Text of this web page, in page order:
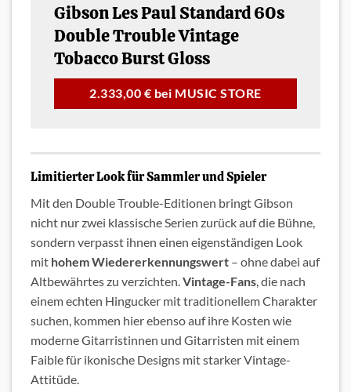
Gibson Les Paul Standard 60s
Double Trouble Vintage
Tobacco Burst Gloss
2.333,00 € bei MUSIC STORE
Limitierter Look für Sammler und Spieler
Mit den Double Trouble-Editionen bringt Gibson
nicht nur zwei klassische Serien zurück auf die Bühne,
sondern verpasst ihnen einen eigenständigen Look
mit hohem Wiedererkennungswert – ohne dabei auf
Altbewährtes zu verzichten.Vintage-Fans, die nach
einem echten Hingucker mit traditionellem Charakter
suchen, kommen hier ebenso auf ihre Kosten wie
moderne Gitarristinnen und Gitarristen mit einem
Faible für ikonische Designs mit starker Vintage-
Attitüde.